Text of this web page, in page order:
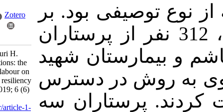
بود. بر
مورگان، 312 نفر از پرستاران
شهید
در دسترس
پرستاران سه
Mendeley
Zotero
Firoozi M, Shakouri H.
Mask on the emotions: the
role of emotional labour on
mental health and resiliency
of nurses. IJPN 2019; 6 (6)
URL:http://ijpn.ir/article-1-